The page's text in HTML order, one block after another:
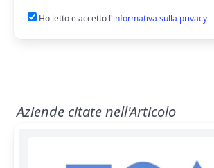
Ho letto e accetto l'informativa sulla privacy
Aziende citate nell'Articolo